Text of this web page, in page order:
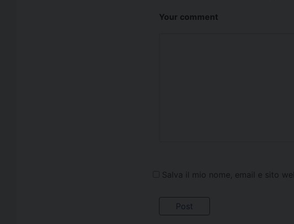
Your comment
Salva il mio nome, email e sito